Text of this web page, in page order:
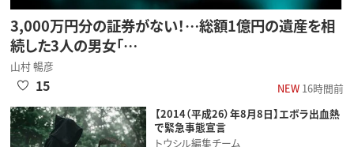
3,000万円分の証券がない！…総額1億円の遺産を相
続した3人の男女「…
山村 暢彦
NEW16時間前
15
【2014（平成26）年8月8日】エボラ出血熱
で緊急事態宣言
トウシル編集チーム